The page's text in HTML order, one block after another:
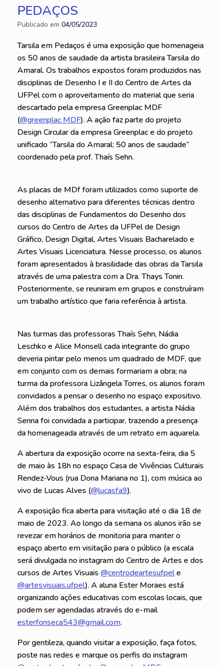
PEDAÇOS
Publicado em 04/05/2023
Tarsila em Pedaços é uma exposição que homenageia
os 50 anos de saudade da artista brasileira Tarsila do
Amaral. Os trabalhos expostos foram produzidos nas
disciplinas de Desenho I e II do Centro de Artes da
UFPel com o aproveitamento do material que seria
descartado pela empresa Greenplac MDF
(@greenplac MDF). A ação faz parte do projeto
Design Circular da empresa Greenplac e do projeto
unificado “Tarsila do Amaral: 50 anos de saudade”
coordenado pela prof. Thaís Sehn.
As placas de MDf foram utilizados como suporte de
desenho alternativo para diferentes técnicas dentro
das disciplinas de Fundamentos do Desenho dos
cursos do Centro de Artes da UFPel de Design
Gráfico, Design Digital, Artes Visuais Bacharelado e
Artes Visuais Licenciatura. Nesse processo, os alunos
foram apresentados à brasilidade das obras da Tarsila
através de uma palestra com a Dra. Thays Tonin.
Posteriormente, se reuniram em grupos e construíram
um trabalho artístico que faria referência à artista.
Nas turmas das professoras Thaís Sehn, Nádia
Leschko e Alice Monsell cada integrante do grupo
deveria pintar pelo menos um quadrado de MDF, que
em conjunto com os demais formariam a obra; na
turma da professora Lizângela Torres, os alunos foram
convidados a pensar o desenho no espaço expositivo.
Além dos trabalhos dos estudantes, a artista Nádia
Senna foi convidada a participar, trazendo a presença
da homenageada através de um retrato em aquarela.
A abertura da exposição ocorre na sexta-feira, dia 5
de maio às 18h no espaço Casa de Vivências Culturais
Rendez-Vous (rua Dona Mariana no 1), com música ao
vivo de Lucas Alves (@lucasfa9).
A exposição fica aberta para visitação até o dia 18 de
maio de 2023. Ao longo da semana os alunos irão se
revezar em horários de monitoria para manter o
espaço aberto em visitação para o público (a escala
será divulgada no instagram do Centro de Artes e dos
cursos de Artes Visuais @centrodeartesufpele
@artesvisuais.ufpel). A aluna Ester Moraes está
organizando ações educativas com escolas locais, que
podem ser agendadas através do e-mail
esterfonseca543@gmail.com.
Por gentileza, quando visitar a exposição, faça fotos,
poste nas redes e marque os perfis do instagram